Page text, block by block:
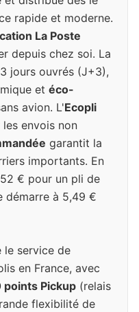
rapide et moderne.
La Poste
depuis chez soi. La
jours ouvrés (J+3),
et éco-
avion. L'Ecopli
envois non
garantit la
importants. En
€ pour un pli de
démarre à 5,49 €
le service de
en France, avec
Pickup (relais
flexibilité de